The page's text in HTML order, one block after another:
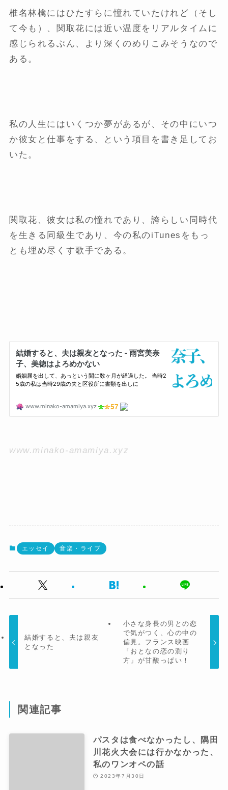
椎名林檎にはひたすらに憧れていたけれど（そし
て今も）、関取花には近い温度をリアルタイムに
感じられるぶん、より深くのめりこみそうなので
ある。
私の人生にはいくつか夢があるが、その中にいつ
か彼女と仕事をする、という項目を書き足してお
いた。
関取花、彼女は私の憧れであり、誇らしい同時代
を生きる同級生であり、今の私のiTunesをもっ
とも埋め尽くす歌手である。
www.minako-amamiya.xyz
エッセイ 音楽・ライブ
結婚すると、夫は親友
となった
小さな身長の男との恋
で気がつく、心の中の
偏見。フランス映画
「おとなの恋の測り
方」が甘酸っぱい！
関連記事
パスタは食べなかったし、隅田
川花火大会には行かなかった、
私のワンオペの話
2023年7月30日